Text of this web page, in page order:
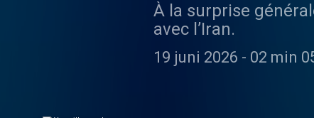
À la surprise
avec l’Iran.
19 juni 2026 - 02 min